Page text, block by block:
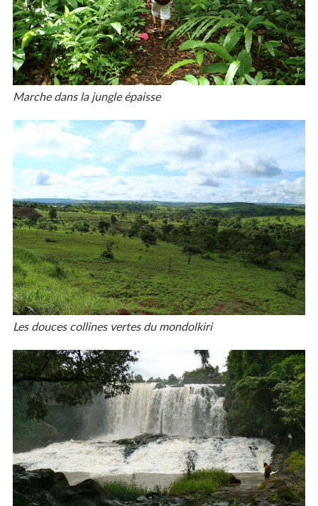
Marche dans la jungle épaisse
Les douces collines vertes du mondolkiri